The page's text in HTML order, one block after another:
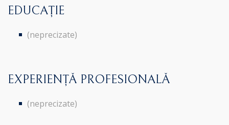
EDUCAȚIE
(neprecizate)
EXPERIENȚĂ PROFESIONALĂ
(neprecizate)